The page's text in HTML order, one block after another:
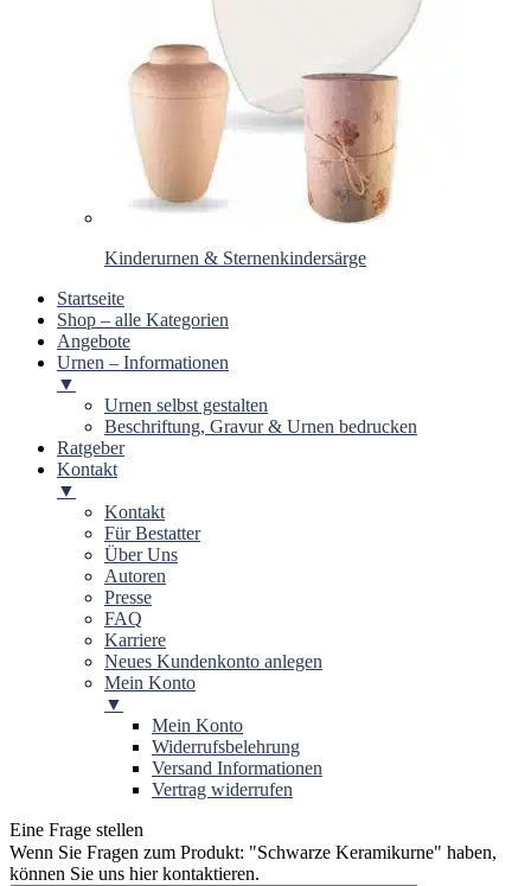
Kinderurnen & Sternenkindersärge
Startseite
Shop – alle Kategorien
Angebote
Urnen – Informationen
▼
Urnen selbst gestalten
Beschriftung, Gravur & Urnen bedrucken
Ratgeber
Kontakt
▼
Kontakt
Für Bestatter
Über Uns
Autoren
Presse
FAQ
Karriere
Neues Kundenkonto anlegen
Mein Konto
▼
Mein Konto
Widerrufsbelehrung
Versand Informationen
Vertrag widerrufen
Eine Frage stellen
Wenn Sie Fragen zum Produkt: "Schwarze Keramikurne" haben,
können Sie uns hier kontaktieren.